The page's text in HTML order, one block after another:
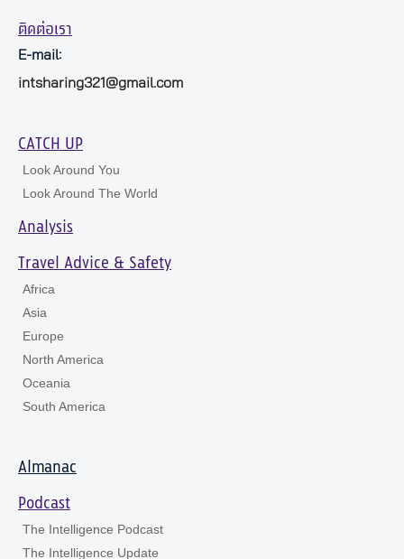
ติดต่อเรา
E-mail:
intsharing321@gmail.com
CATCH UP
Look Around You
Look Around The World
Analysis
Travel Advice & Safety
Africa
Asia
Europe
North America
Oceania
South America
Almanac
Podcast
The Intelligence Podcast
The Intelligence Update